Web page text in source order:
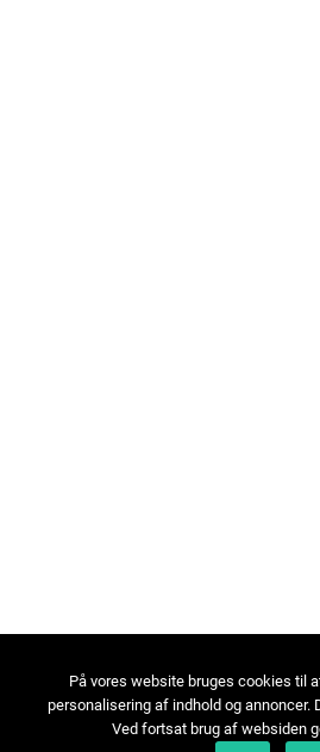
På vores website bruges cookies til
personalisering af indhold og
Ved fortsat brug af websiden